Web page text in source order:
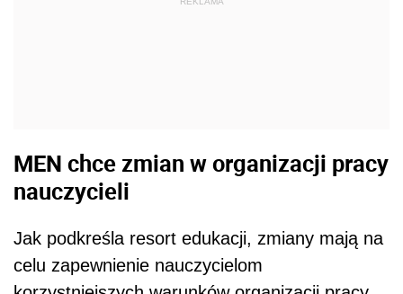
MEN chce zmian w organizacji pracy
nauczycieli
Jak podkreśla resort edukacji, zmiany mają na
celu zapewnienie nauczycielom